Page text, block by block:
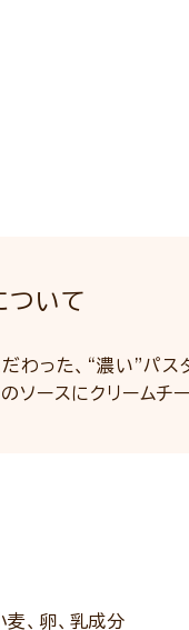
ついて
わった、“濃い”パス
ソースにクリームチ
麦、卵、乳成分